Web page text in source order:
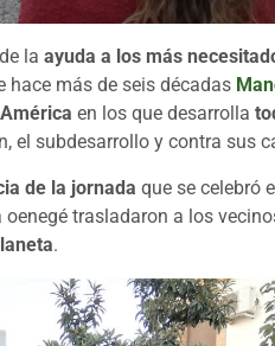
la ayuda a los más
hace más de seis décadas
en los que desarrolla
el subdesarrollo y contra sus
de la jornada que se celebró
oenegé trasladaron a los
.